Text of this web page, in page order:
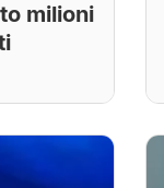
milioni